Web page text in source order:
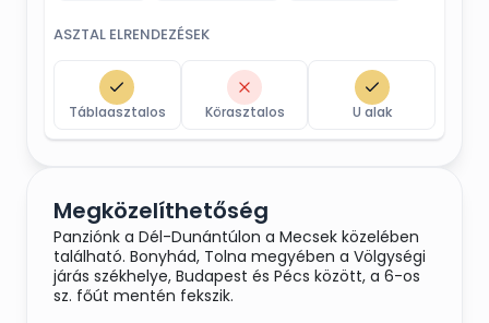
ASZTAL ELRENDEZÉSEK
Táblaasztalos Körasztalos U alak
Megközelíthetőség
Panziónk a Dél-Dunántúlon a Mecsek közelében
található. Bonyhád, Tolna megyében a Völgységi
járás székhelye, Budapest és Pécs között, a 6-os
sz. főút mentén fekszik.